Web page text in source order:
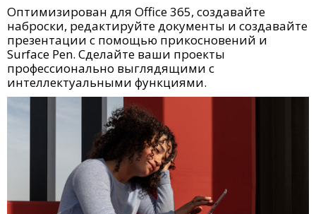
Оптимизирован для Office 365, создавайте
наброски, редактируйте документы и создавайте
презентации с помощью прикосновений и
Surface Pen. Сделайте ваши проекты
профессионально выглядящими с
интеллектуальными функциями.